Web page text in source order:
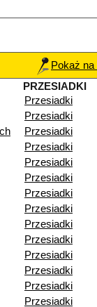
Pokaż na
PRZESIADKI
Przesiadki
Przesiadki
Przesiadki
Przesiadki
Przesiadki
Przesiadki
Przesiadki
Przesiadki
Przesiadki
Przesiadki
Przesiadki
Przesiadki
Przesiadki
Przesiadki